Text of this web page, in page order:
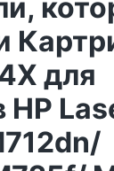
для
HP